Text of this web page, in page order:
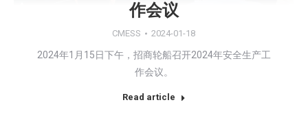
作会议
CMESS 2024-01-18
2024年1月15日下午，招商轮船召开2024年安全生产工
作会议。
Read article